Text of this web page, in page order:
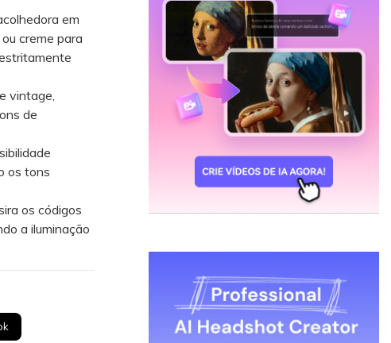
em
creme para
vintage,
de
os tons
os códigos
a iluminação